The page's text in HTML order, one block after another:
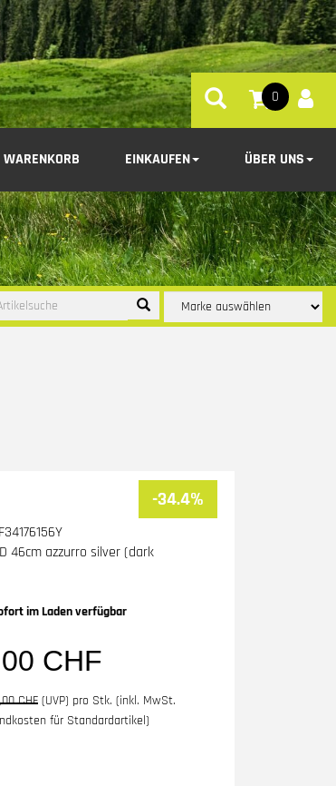
0
WARENKORB EINKAUFEN ÜBER UNS
46cm azzurro silver (dark
im Laden verfügbar
-34.4%
CHF
CHF (UVP) pro Stk. (inkl. MwSt.
für Standardartikel)